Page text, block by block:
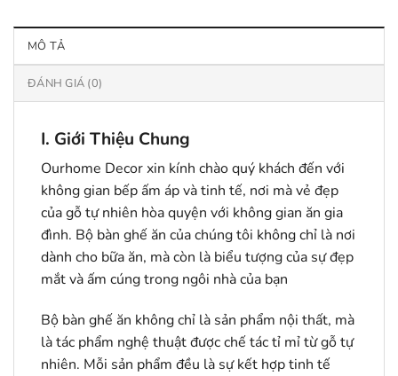
MÔ TẢ
ĐÁNH GIÁ (0)
I. Giới Thiệu Chung
Ourhome Decor xin kính chào quý khách đến với
không gian bếp ấm áp và tinh tế, nơi mà vẻ đẹp
của gỗ tự nhiên hòa quyện với không gian ăn gia
đình. Bộ bàn ghế ăn của chúng tôi không chỉ là nơi
dành cho bữa ăn, mà còn là biểu tượng của sự đẹp
mắt và ấm cúng trong ngôi nhà của bạn
Bộ bàn ghế ăn không chỉ là sản phẩm nội thất, mà
là tác phẩm nghệ thuật được chế tác tỉ mỉ từ gỗ tự
nhiên. Mỗi sản phẩm đều là sự kết hợp tinh tế